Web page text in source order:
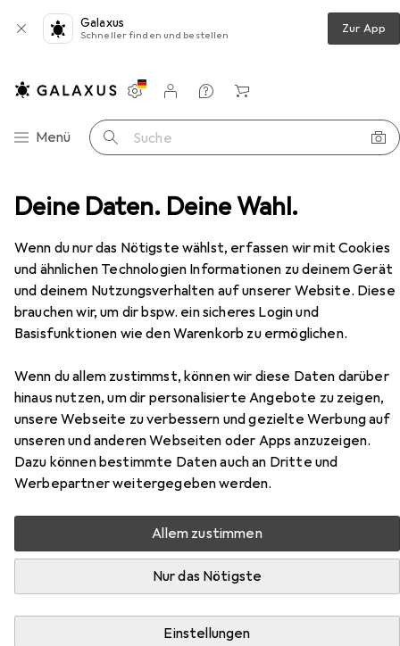
Deine Daten. Deine Wahl.
Wenn du nur das Nötigste wählst, erfassen wir mit Cookies
und ähnlichen Technologien Informationen zu deinem Gerät
und deinem Nutzungsverhalten auf unserer Website. Diese
brauchen wir, um dir bspw. ein sicheres Login und
Basisfunktionen wie den Warenkorb zu ermöglichen.
Wenn du allem zustimmst, können wir diese Daten darüber
hinaus nutzen, um dir personalisierte Angebote zu zeigen,
unsere Webseite zu verbessern und gezielte Werbung auf
unseren und anderen Webseiten oder Apps anzuzeigen.
Dazu können bestimmte Daten auch an Dritte und
Werbepartner weitergegeben werden.
Allem zustimmen
Nur das Nötigste
Einstellungen
Galaxus
Schneller finden und bestellen Zur App
Navigation nach Kategorien
Menü Suche
Einstellungen
Kundenkonto
Vergleichslisten
Merklisten
Warenkorb
Maskara Variete Lashes Show - waterproof (black) 10 ml
EUR
8,39 bei 2 Stück 839,–/1l
Eveline
COLORING Maskara Variete
Lashes Show - waterproof (black) 10 ml
Black, Schwarz
Zubehör für Eveline COLORING